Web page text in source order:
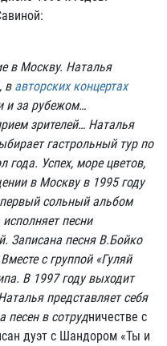
в Москву. Наталья
в авторских концертах
и за рубежом…
зрителей… Наталья
гастрольный тур по
года. Успех, море цветов,
в Москву в 1995 году
сольный альбом
песни
Записана песня В.Бойко
с группой «Гуляй
В 1997 году выходит
представляет себя
песен в сотрудничестве с
дуэт с Шандором «Ты и